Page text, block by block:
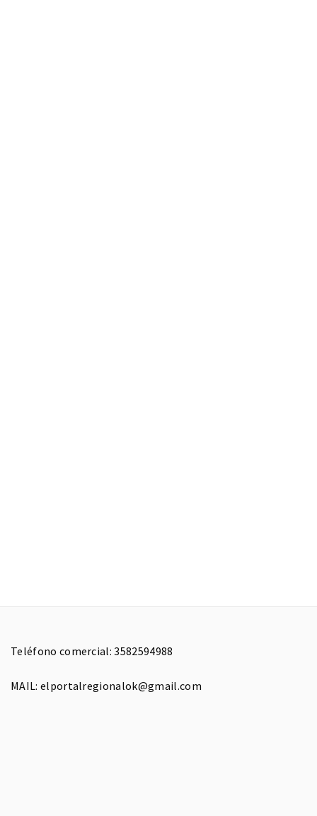
Teléfono comercial: 3582594988
MAIL: elportalregionalok@gmail.com